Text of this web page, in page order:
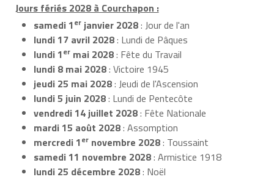
Jours fériés 2028 à Courchapon :
samedi 1er janvier 2028: Jour de l'an
lundi 17 avril 2028: Lundi de Pâques
lundi 1er mai 2028: Fête du Travail
lundi 8 mai 2028: Victoire 1945
jeudi 25 mai 2028: Jeudi de l'Ascension
lundi 5 juin 2028: Lundi de Pentecôte
vendredi 14 juillet 2028: Fête Nationale
mardi 15 août 2028: Assomption
mercredi 1er novembre 2028: Toussaint
samedi 11 novembre 2028: Armistice 1918
lundi 25 décembre 2028: Noël